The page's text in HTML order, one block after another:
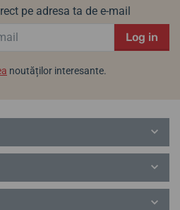
pe adresa ta de e-mail
Log in
noutăților interesante.